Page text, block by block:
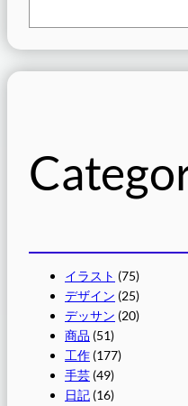
索
イラスト (75)
デザイン (25)
デッサン (20)
商品 (51)
工作 (177)
手芸 (49)
日記 (16)